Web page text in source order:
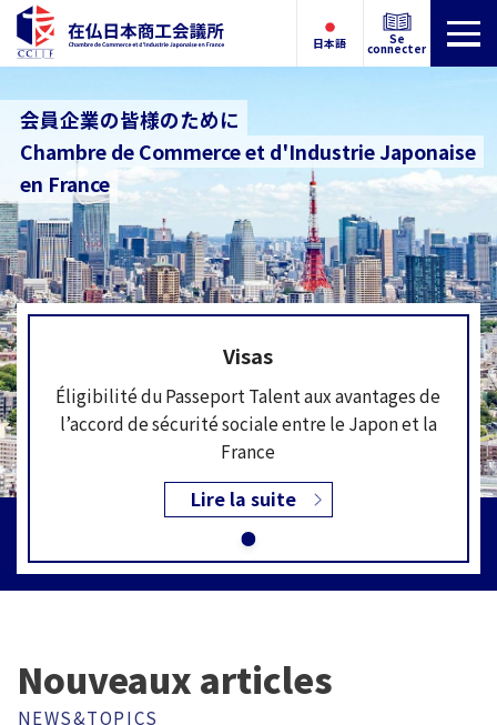
日本語 Se
connecter
会員企業の皆様のために
Chambre de Commerce et d'Industrie Japonaise
en France
Visas
Éligibilité du Passeport Talent aux avantages de
l’accord de sécurité sociale entre le Japon et la
France
Éligibilité du Passeport Talent aux ava…
Lire la suite
Nouveaux articles
NEWS&TOPICS